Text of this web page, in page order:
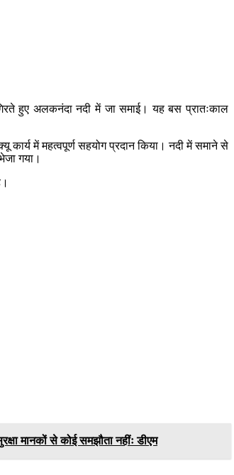
हुए अलकनंदा नदी में जा समाई। यह बस प्रातःकाल
में महत्वपूर्ण सहयोग प्रदान किया। नदी में समाने से
गया।
मानकों से कोई समझौता नहींः डीएम